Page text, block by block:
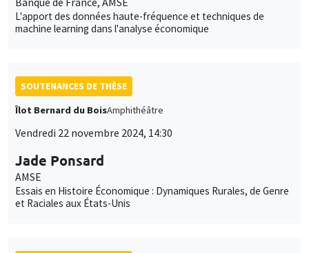
L'apport des données haute-fréquence et techniques de
machine learning dans l'analyse économique
SOUTENANCES DE THÈSE
Îlot Bernard du BoisAmphithéâtre
Vendredi 22 novembre 2024, 14:30
Jade Ponsard
AMSE
Essais en Histoire Économique : Dynamiques Rurales, de Genre
et Raciales aux États-Unis